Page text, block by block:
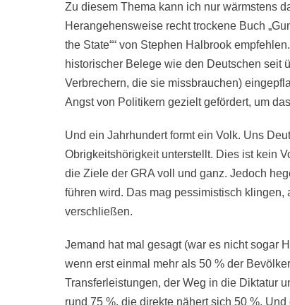
Zu diesem Thema kann ich nur wärmstens
Herangehensweise recht trockene Buch
the State““ von Stephen Halbrook
historischer Belege wie den Deutschen seit
Verbrechern, die sie missbrauchen)
Angst von Politikern gezielt gefördert, um
Und ein Jahrhundert formt ein Volk. Uns
Obrigkeitshörigkeit unterstellt. Dies ist kein
die Ziele der GRA voll und ganz. Jedoch
führen wird. Das mag pessimistisch
verschließen.
Jemand hat mal gesagt (war es nicht sogar
wenn erst einmal mehr als 50 % der
Transferleistungen, der Weg in die Diktatur
rund 75 %, die direkte nähert sich 50 %.